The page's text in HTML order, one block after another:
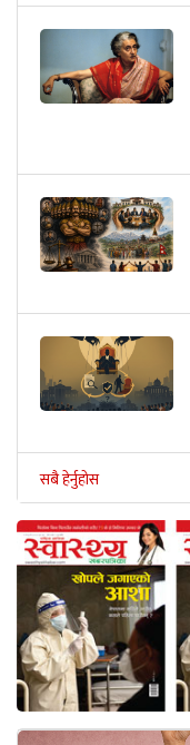
सबै हेर्नुहोस